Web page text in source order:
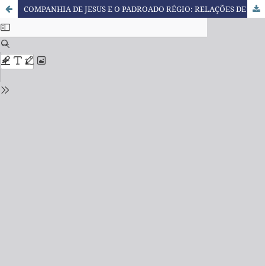
COMPANHIA DE JESUS E O PADROADO RÉGIO: RELAÇÕES DE INTERDEPENDÊNCIA ENTRE COLONIZAÇÃO, CIVILIZAÇÃO E EDUCAÇÃO